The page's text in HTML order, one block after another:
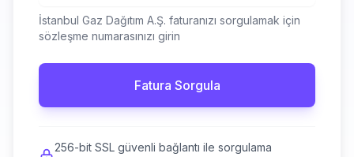
İstanbul Gaz Dağıtım A.Ş. faturanızı sorgulamak için
sözleşme numarasınızı girin
Fatura Sorgula
256-bit SSL güvenli bağlantı ile sorgulama